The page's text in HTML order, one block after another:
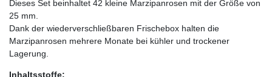
Dieses Set beinhaltet 42 kleine Marzipanrosen mit der Größe von
25 mm.
Dank der wiederverschließbaren Frischebox halten die
Marzipanrosen mehrere Monate bei kühler und trockener
Lagerung.
Inhaltsstoffe: